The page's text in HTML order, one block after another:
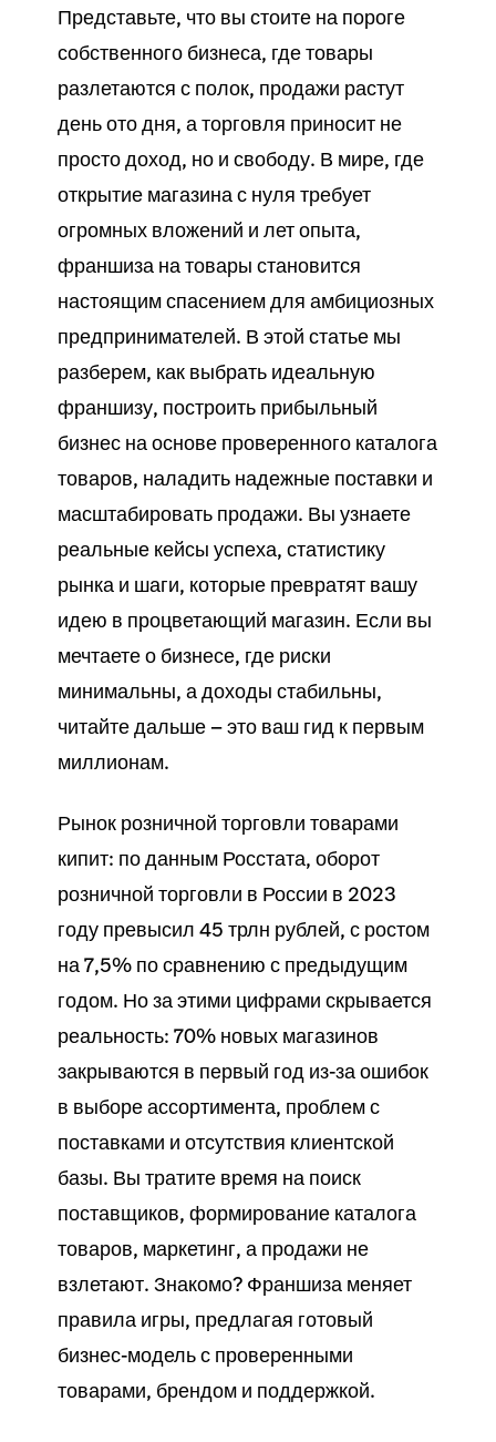
Представьте, что вы стоите на пороге
собственного бизнеса, гдетовары
разлетаются с полок, продажи растут
день ото дня, аторговля приносит не
просто доход, но и свободу. В мире, где
открытие магазинас нуля требует
огромных вложений и лет опыта,
франшиза натовары становится
настоящим спасением для амбициозных
предпринимателей. В этой статье мы
разберем, как выбрать идеальную
франшизу, построить прибыльный
бизнес на основе проверенного каталога
товаров, наладить надежные поставки и
масштабировать продажи. Вы узнаете
реальные кейсы успеха, статистику
рынка и шаги, которые превратят вашу
идею в процветающий магазин. Если вы
мечтаете о бизнесе, где риски
минимальны, а доходы стабильны,
читайте дальше — это ваш гид к первым
миллионам.
Рынок розничной торговли товарами
кипит: по данным Росстата, оборот
розничной торговли в России в 2023
году превысил 45 трлн рублей, с ростом
на 7,5% по сравнению с предыдущим
годом. Но за этими цифрами скрывается
реальность: 70% новых магазинов
закрываются в первый год из-за ошибок
в выборе ассортимента, проблем с
поставками и отсутствия клиентской
базы. Вы тратите время на поиск
поставщиков, формирование каталога
товаров, маркетинг, а продажи не
взлетают. Знакомо? Франшиза меняет
правила игры, предлагая готовый
бизнес-модель с проверенными
товарами, брендом и поддержкой.